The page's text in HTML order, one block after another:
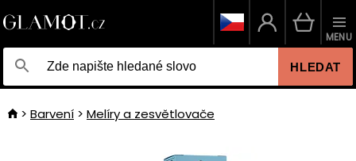
HLEDAT
MENU
Barvení Melíry a zesvětlovače